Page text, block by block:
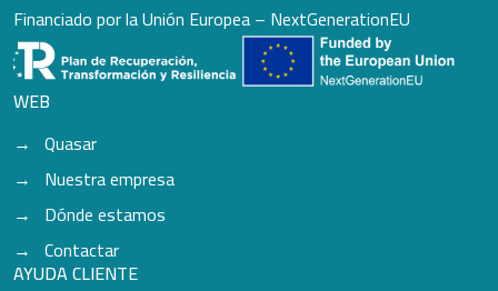
Financiado por la Unión Europea – NextGenerationEU
WEB
Quasar
Nuestra empresa
Dónde estamos
Contactar
AYUDA CLIENTE